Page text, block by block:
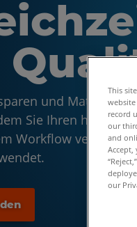
und
Sie Ihren
Workflow
This
record
our
and
Accept,
our